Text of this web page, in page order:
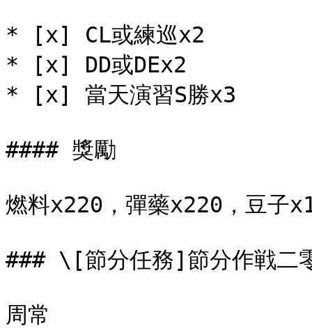
* [x] CL或練巡x2
* [x] DD或DEx2
* [x] 當天演習S勝x3
#### 獎勵
燃料x220，彈藥x220，豆子
### \[節分任務]節分作戦二
周常